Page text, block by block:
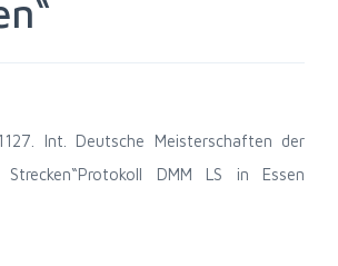
27. Int. Deutsche Meisterschaften der
Protokoll DMM LS in Essen